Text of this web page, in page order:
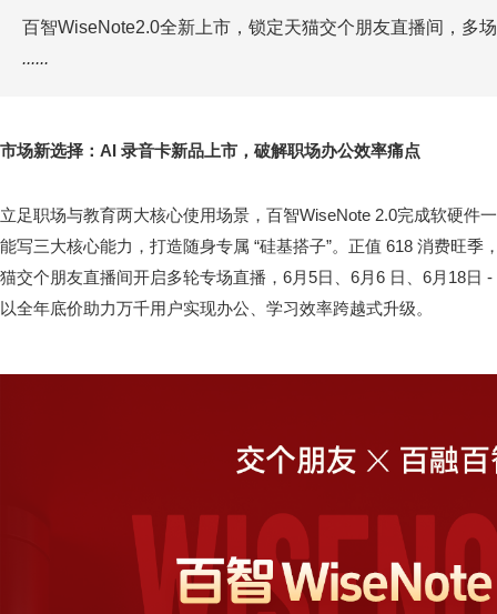
百智WiseNote2.0全新上市，锁定天猫交个朋友直播间，多
......
市场新选择： AI 录音卡新品上市，破解职场办公效率痛点
立足职场与教育两大核心使用场景，百智WiseNote 2.0完成软硬件
能写三大核心能力，打造随身专属 “硅基搭子”。正值 618 消费旺季
猫交个朋友直播间开启多轮专场直播，6月5日、6月6 日、6月18日
以全年底价助力万千用户实现办公、学习效率跨越式升级。